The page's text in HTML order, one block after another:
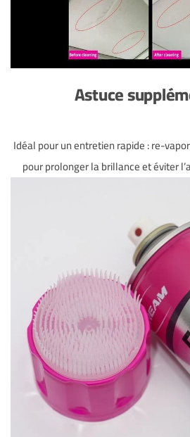
Astuce
Idéal pour un entretien rapide : re-
pour prolonger la brillance et éviter